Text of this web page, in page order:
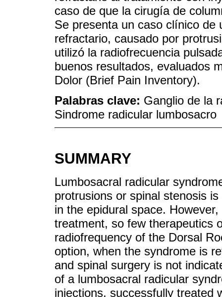
caso de que la cirugía de
Se presenta un caso clínico de
refractario, causado por
utilizó la radiofrecuencia
buenos resultados, evaluados
Dolor (Brief Pain Inventory).
Palabras clave: Ganglio de la
Sindrome radicular lumbosacro
SUMMARY
Lumbosacral radicular
protrusions or spinal stenosis
in the epidural space.
treatment, so few therapeutics
radiofrequency of the Dorsal
option, when the syndrome is
and spinal surgery is not
of a lumbosacral radicular
injections, successfully treated